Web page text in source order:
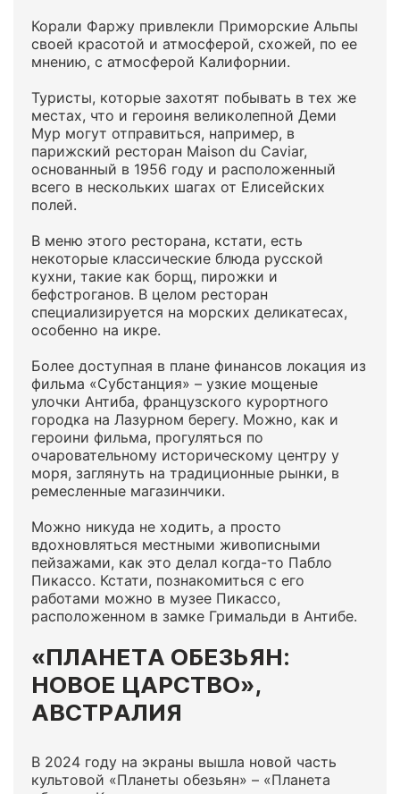
Корали Фаржу привлекли Приморские Альпы
своей красотой и атмосферой, схожей, по ее
мнению, с атмосферой Калифорнии.
Туристы, которые захотят побывать в тех же
местах, что и героиня великолепной Деми
Мур могут отправиться, например, в
парижский ресторан Maison du Caviar,
основанный в 1956 году и расположенный
всего в нескольких шагах от Елисейских
полей.
В меню этого ресторана, кстати, есть
некоторые классические блюда русской
кухни, такие как борщ, пирожки и
бефстроганов. В целом ресторан
специализируется на морских деликатесах,
особенно на икре.
Более доступная в плане финансов локация из
фильма «Субстанция» – узкие мощеные
улочки Антиба, французского курортного
городка на Лазурном берегу. Можно, как и
героини фильма, прогуляться по
очаровательному историческому центру у
моря, заглянуть на традиционные рынки, в
ремесленные магазинчики.
Можно никуда не ходить, а просто
вдохновляться местными живописными
пейзажами, как это делал когда-то Пабло
Пикассо. Кстати, познакомиться с его
работами можно в музее Пикассо,
расположенном в замке Гримальди в Антибе.
«ПЛАНЕТА ОБЕЗЬЯН:
НОВОЕ ЦАРСТВО»,
АВСТРАЛИЯ
В 2024 году на экраны вышла новой часть
культовой «Планеты обезьян» – «Планета